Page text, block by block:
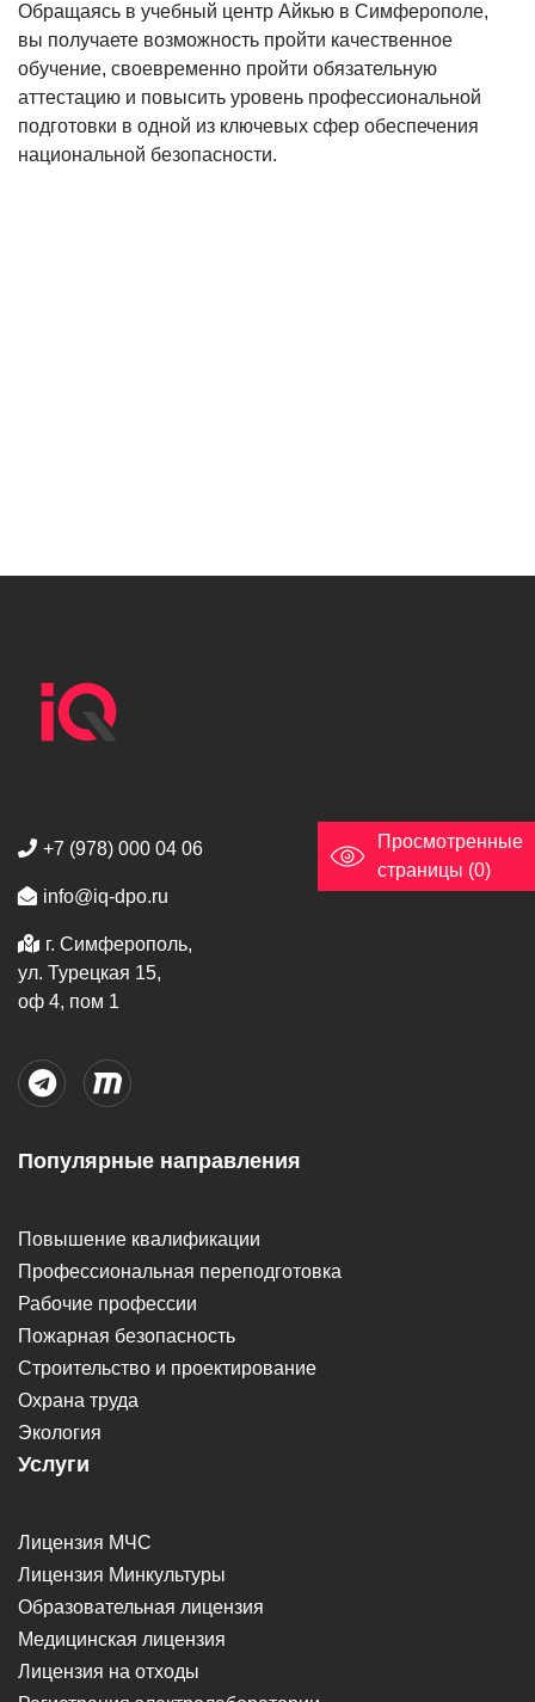
Обращаясь в учебный центр Айкью в Симферополе,
вы получаете возможность пройти качественное
обучение, своевременно пройти обязательную
аттестацию и повысить уровень профессиональной
подготовки в одной из ключевых сфер обеспечения
национальной безопасности.
+7 (978) 000 04 06
info@iq-dpo.ru
г. Симферополь,
ул. Турецкая 15,
оф 4, пом 1
Популярные направления
Повышение квалификации
Профессиональная переподготовка
Рабочие профессии
Пожарная безопасность
Строительство и проектирование
Охрана труда
Экология
Услуги
Лицензия МЧС
Лицензия Минкультуры
Образовательная лицензия
Медицинская лицензия
Лицензия на отходы
Просмотренные
страницы (0)